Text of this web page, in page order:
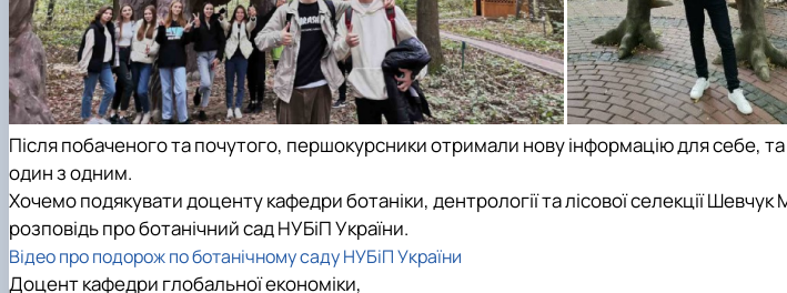
Після побаченого та почутого, першокурсники отримали нову інформацію для себе,
один з одним.
Хочемо подякувати доценту кафедри ботаніки, дентрології та лісової селекції Шевчук
розповідь про ботанічний сад НУБіП України.
Відео про подорож по ботанічному саду НУБіП України
Доцент кафедри глобальної економіки,